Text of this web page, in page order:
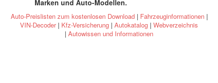
Marken und Auto-Modellen.
Auto-Preislisten zum kostenlosen Download| Fahrzeuginformationen|
VIN-Decoder| Kfz-Versicherung | Autokatalog | Webverzeichnis
| Autowissen und Informationen